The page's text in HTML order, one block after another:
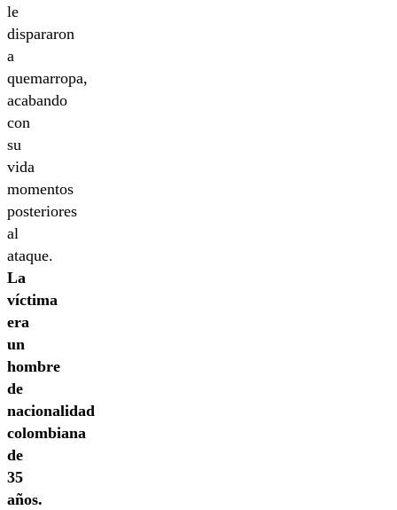
le
dispararon
a
quemarropa,
acabando
con
su
vida
momentos
posteriores
al
ataque.
La
víctima
era
un
hombre
de
nacionalidad
colombiana
de
35
años.